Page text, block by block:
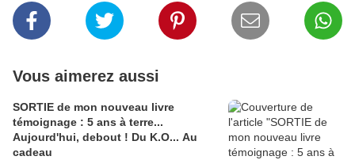
Vous aimerez aussi
SORTIE de mon nouveau livre
témoignage : 5 ans à terre...
Aujourd'hui, debout ! Du K.O... Au
cadeau